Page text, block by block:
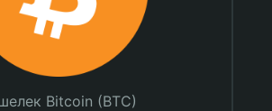
Bitcoin (BTC)